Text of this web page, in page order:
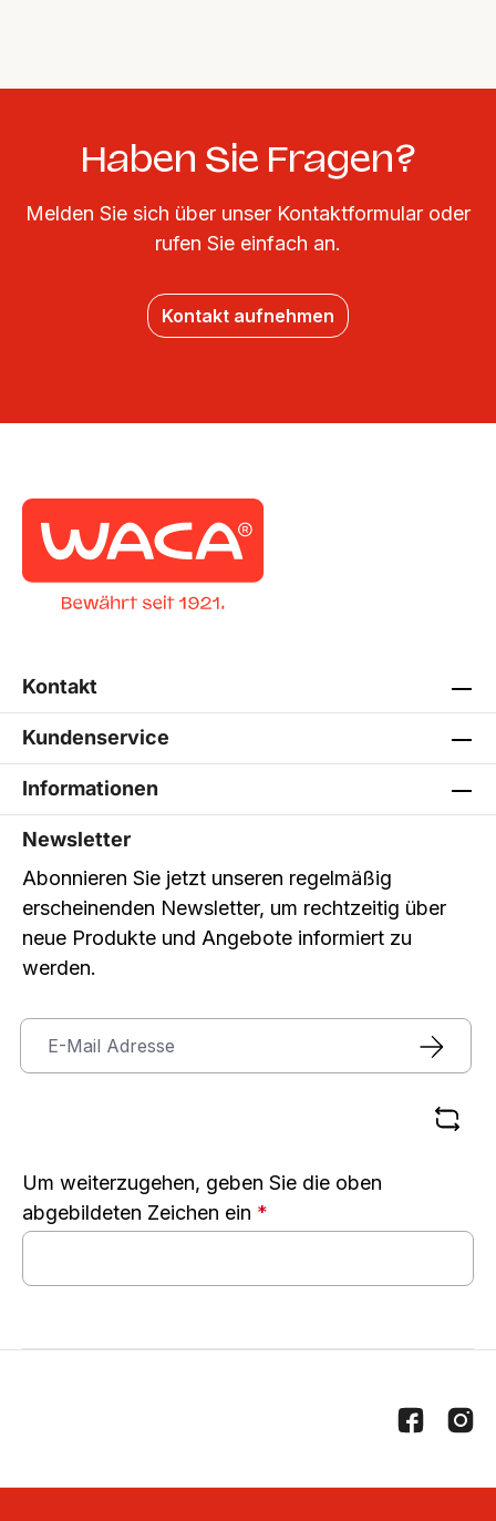
Haben Sie Fragen?
Melden Sie sich über unser Kontaktformular oder
rufen Sie einfach an.
Kontakt aufnehmen
Kontakt
Kundenservice
Informationen
Newsletter
Abonnieren Sie jetzt unseren regelmäßig
erscheinenden Newsletter, um rechtzeitig über
neue Produkte und Angebote informiert zu
werden.
Um weiterzugehen, geben Sie die oben
abgebildeten Zeichen ein *